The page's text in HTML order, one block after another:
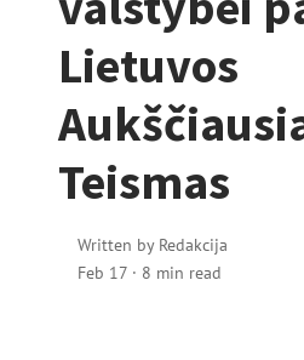
Lietuvos
Teismas
Written by Redakcija
Feb 17 · 8 min read